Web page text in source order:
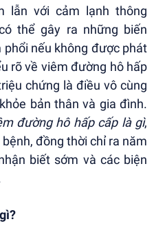
lẫn với cảm lạnh thông
thể gây ra những biến
nếu không được phát
rõ về viêm đường hô hấp
chứng là điều vô cùng
bản thân và gia đình.
đường hô hấp cấp là gì,
đồng thời chỉ ra năm
biết sớm và các biện